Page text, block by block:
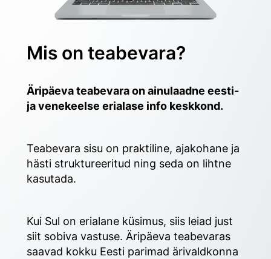
Mis on teabevara?
Äripäeva teabevara on ainulaadne eesti-
ja venekeelse erialase info keskkond.
Teabevara sisu on praktiline, ajakohane ja
hästi struktureeritud ning seda on lihtne
kasutada.
Kui Sul on erialane küsimus, siis leiad just
siit sobiva vastuse. Äripäeva teabevaras
saavad kokku Eesti parimad ärivaldkonna